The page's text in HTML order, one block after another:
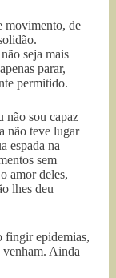
movimento, de
seja mais
parar,
permitido.
não sou capaz
não teve lugar
espada na
sem
amor deles,
lhes deu
fingir epidemias,
venham. Ainda